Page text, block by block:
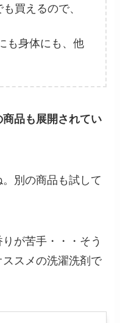
買えるので、
も身体にも、他
品も展開されてい
別の商品も試して
が苦手・・・そう
スメの洗濯洗剤で